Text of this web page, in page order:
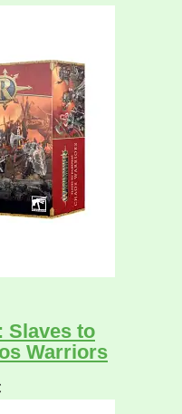
Slaves to
Warriors